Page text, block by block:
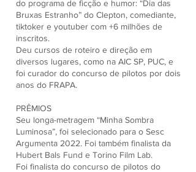
do programa de ficção e humor: “Dia das
Bruxas Estranho” do Clepton, comediante,
tiktoker e youtuber com +6 milhões de
inscritos.
Deu cursos de roteiro e direção em
diversos lugares, como na AIC SP, PUC, e
foi curador do concurso de pilotos por dois
anos do FRAPA.
PRÊMIOS
Seu longa-metragem “Minha Sombra
Luminosa”, foi selecionado para o Sesc
Argumenta 2022. Foi também finalista da
Hubert Bals Fund e Torino Film Lab.
Foi finalista do concurso de pilotos do